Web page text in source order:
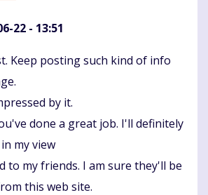
22 - 13:51
Keep posting such kind of info
by it.
done a great job. I'll definitely
my view
to my friends. I am sure they'll be
this web site.